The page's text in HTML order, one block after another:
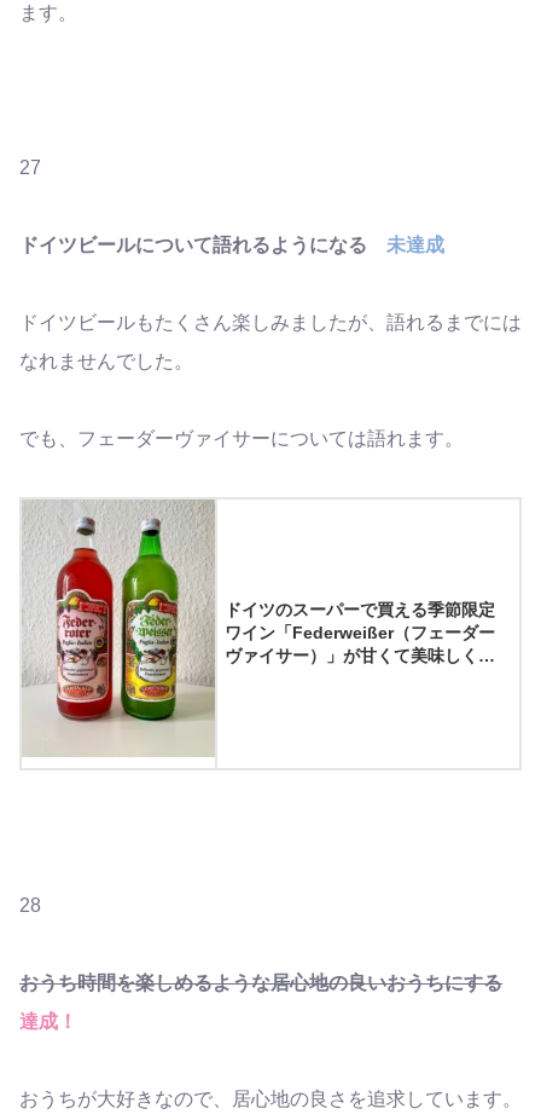
ます。
27
ドイツビールについて語れるようになる 未達成
ドイツビールもたくさん楽しみましたが、語れるまでには
なれませんでした。
でも、フェーダーヴァイサーについては語れます。
ドイツのスーパーで買える季節限定
ワイン「Federweißer（フェーダー
ヴァイサー）」が甘くて美味しくて
28
おうち時間を楽しめるような居心地の良いおうちにする
達成！
おうちが大好きなので、居心地の良さを追求しています。